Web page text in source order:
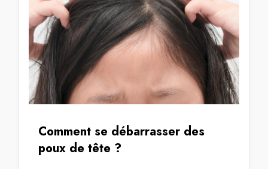
Comment se débarrasser des
poux de tête ?